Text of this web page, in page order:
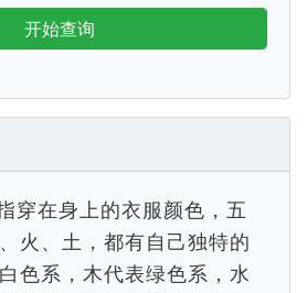
开始查询
穿在身上的衣服颜色，五
火、土，都有自己独特的
色系，木代表绿色系，水